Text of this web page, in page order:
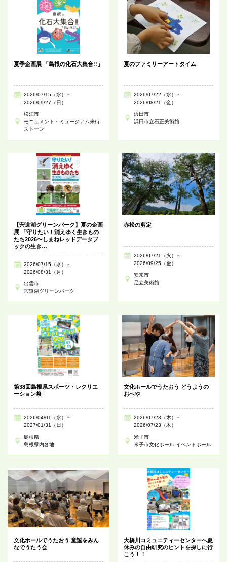
夏季企画展 「島根の化石大集合!!」
2026/07/15（水）～
2026/09/27（日）
松江市
モニュメント・ミュージアム来待
ストーン
夏のファミリーアートタイム
2026/07/22（水）～
2026/08/21（金）
浜田市
浜田市立石正美術館
【宍道湖グリーンパーク】夏の企画
展 「守りたい！消えゆく生きもの
たち2026〜しまねレッドデータブ
ックの生き…
2026/07/15（水）～
2026/08/31（月）
出雲市
宍道湖グリーンパーク
赤松の剪定
2026/07/21（火）～
2026/09/25（金）
安来市
足立美術館
第38回島根県スポーツ・レクリエ
ーション祭
2026/04/01（水）～
2027/01/31（日）
島根県
島根県内各地
文化ホールでうたおう どうようの
おへや
2026/07/23（木）～
2026/07/23（木）
米子市
米子市文化ホール イベントホール
文化ホールでうたおう 童謡をみん
なでうたう会
大橋川コミュニティーセンターへ夏
休みの自由研究のヒントを探しに行
こう！！